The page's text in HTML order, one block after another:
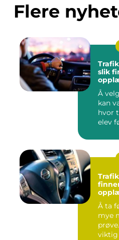
Flere
slik
Å
kan
hvor
elev
Å ta
mye
viktig